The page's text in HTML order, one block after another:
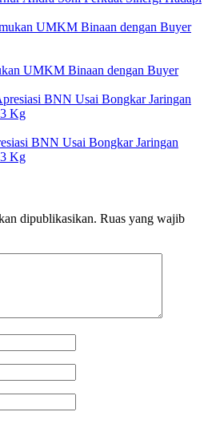
UMKM Binaan dengan Buyer
BNN Usai Bongkar Jaringan
Kg
dipublikasikan. Ruas yang wajib